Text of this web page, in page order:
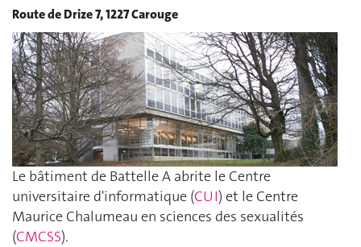
Route de Drize 7, 1227 Carouge
Le bâtiment de Battelle A abrite le Centre
universitaire d'informatique (CUI) et le Centre
Maurice Chalumeau en sciences des sexualités
(CMCSS).